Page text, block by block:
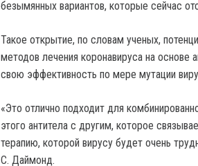
безымянных вариантов, которые сейчас
Такое открытие, по словам ученых,
методов лечения коронавируса на
свою эффективность по мере мутации
«Это отлично подходит для
этого антитела с другим, которое
терапию, которой вирусу будет очень
С. Даймонд.